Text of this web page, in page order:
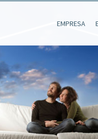
EMPRESA